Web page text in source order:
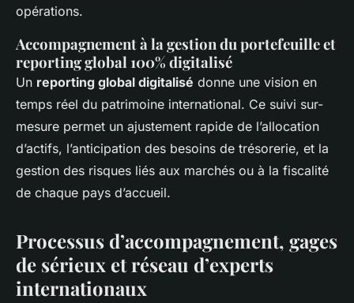
opérations.
Accompagnement à la gestion du portefeuille et
reporting global 100% digitalisé
Un reporting global digitalisé donne une vision en
temps réel du patrimoine international. Ce suivi sur-
mesure permet un ajustement rapide de l’allocation
d’actifs, l’anticipation des besoins de trésorerie, et la
gestion des risques liés aux marchés ou à la fiscalité
de chaque pays d’accueil.
Processus d’accompagnement, gages
de sérieux et réseau d’experts
internationaux